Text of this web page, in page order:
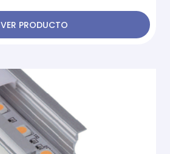
VER PRODUCTO